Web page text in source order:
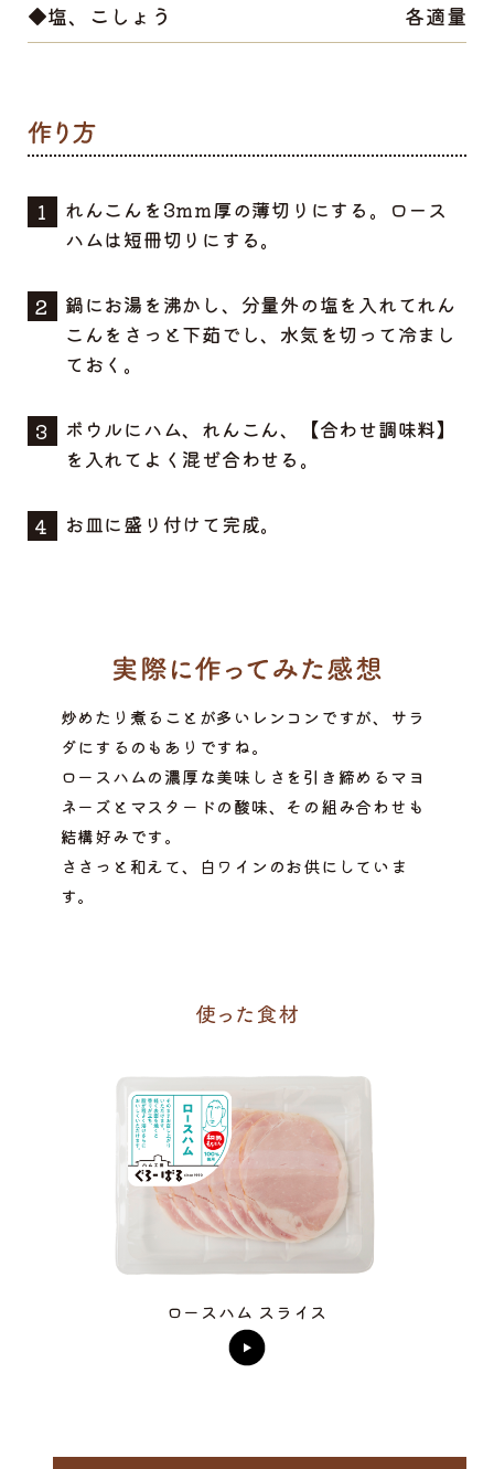
◆塩、こしょう
各適量
れんこんを3mm厚の薄切りにする。ロース
ハムは短冊切りにする。
鍋にお湯を沸かし、分量外の塩を入れてれん
こんをさっと下茹でし、水気を切って冷まし
ておく。
ボウルにハム、れんこん、【合わせ調味料】
を入れてよく混ぜ合わせる。
お皿に盛り付けて完成。
炒めたり煮ることが多いレンコンですが、サラ
ダにするのもありですね。
ロースハムの濃厚な美味しさを引き締めるマヨ
ネーズとマスタードの酸味、その組み合わせも
結構好みです。
ささっと和えて、白ワインのお供にしていま
す。
ロースハム スライス